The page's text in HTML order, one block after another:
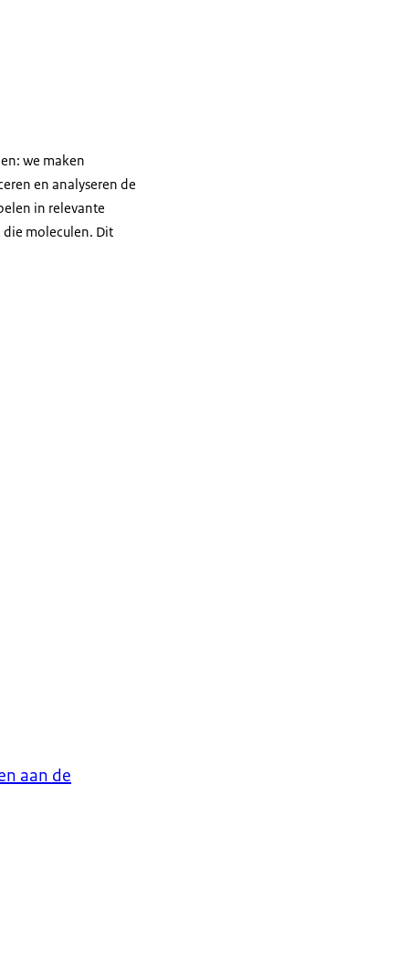
we maken
en analyseren de
in relevante
die moleculen. Dit
aan de